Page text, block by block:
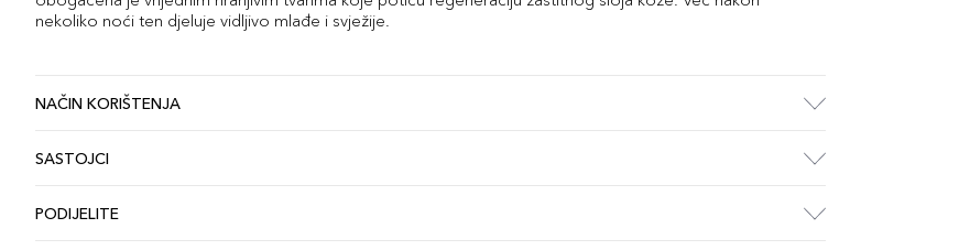
nekoliko noći ten djeluje vidljivo mlađe i svježije.
NAČIN KORIŠTENJA
SASTOJCI
PODIJELITE